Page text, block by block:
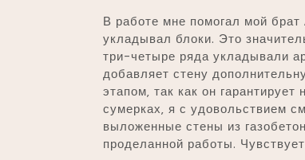
В работе мне помогал мой
укладывал блоки. Это
три-четыре ряда укладывали
добавляет стену
этапом‚ так как он
сумерках‚ я с удовольствием
выложенные стены из
проделанной работы.